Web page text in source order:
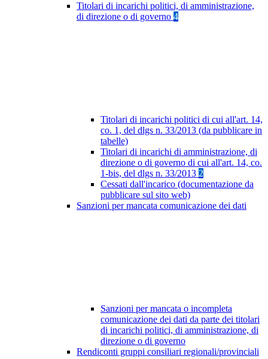
Titolari di incarichi politici, di amministrazione,
di direzione o di governo 4
Titolari di incarichi politici di cui all'art. 14,
co. 1, del dlgs n. 33/2013 (da pubblicare in
tabelle)
Titolari di incarichi di amministrazione, di
direzione o di governo di cui all'art. 14, co.
1-bis, del dlgs n. 33/2013 2
Cessati dall'incarico (documentazione da
pubblicare sul sito web)
Sanzioni per mancata comunicazione dei dati
Sanzioni per mancata o incompleta
comunicazione dei dati da parte dei titolari
di incarichi politici, di amministrazione, di
direzione o di governo
Rendiconti gruppi consiliari regionali/provinciali